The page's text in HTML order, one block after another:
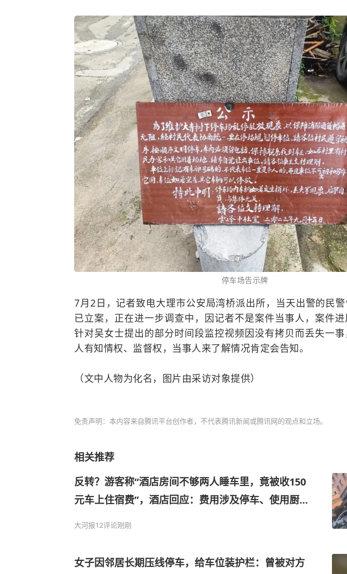
停车场告示牌
7月2日，记者致电大理市公安局湾桥派出所，当天出警的民
已立案，正在进一步调查中，因记者不是案件当事人，案件进
针对吴女士提出的部分时间段监控视频因没有拷贝而丢失一
人有知情权、监督权，当事人来了解情况肯定会告知。
（文中人物为化名，图片由采访对象提供）
免责声明：本内容来自腾讯平台创作者，不代表腾讯新闻或腾讯网的观点和立场。
相关推荐
反转？游客称“酒店房间不够两人睡车里，竟被收150
元车上住宿费”，酒店回应：费用涉及停车、使用厨具
大河报12评论刚刚
女子因邻居长期压线停车，给车位装护栏：曾被对方